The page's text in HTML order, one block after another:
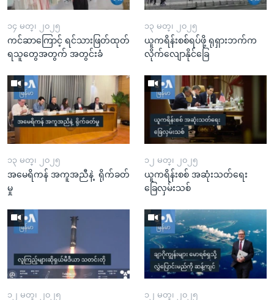
၁၄ မတ္၊ ၂၀၂၅
ကင်ဆာကြောင့် ရင်သားဖြတ်ထုတ်
ရသူတွေအတွက် အတွင်းခံ
၁၃ မတ္၊ ၂၀၂၅
ယူကရိန်းစစ်ရပ်ဖို့ ရုရှားဘက်က
လိုက်လျောနိုင်ခြေ
၁၃ မတ္၊ ၂၀၂၅
အမေရိကန် အကူအညီနဲ့ ရိုက်ခတ်
မှု
၁၂ မတ္၊ ၂၀၂၅
ယူကရိန်းစစ် အဆုံးသတ်ရေး
ခြေလှမ်းသစ်
၁၂ မတ္၊ ၂၀၂၅ ၁၂ မတ္၊ ၂၀၂၅